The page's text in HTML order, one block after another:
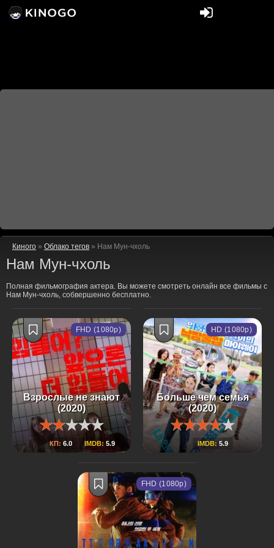
Киного » Облако тегов » Нам Мун-чхоль
Нам Мун-чхоль
Полная фильмография актера. Вы можете смотреть онлайн все фильмы с
Нам Мун-чхоль, собвершенно бесплатно.
Взрослые не знают
(2020)
КП: 6.0 IMDB: 5.9
FHD (1080p)
Больше чем семья
(2020)
IMDB: 5.9
HD (1080p)
FHD (1080p)